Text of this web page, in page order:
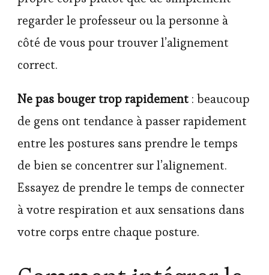
regarder le professeur ou la personne à
côté de vous pour trouver l’alignement
correct.
Ne pas bouger trop rapidement : beaucoup
de gens ont tendance à passer rapidement
entre les postures sans prendre le temps
de bien se concentrer sur l’alignement.
Essayez de prendre le temps de connecter
à votre respiration et aux sensations dans
votre corps entre chaque posture.